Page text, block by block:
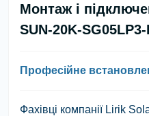
Монтаж і
SUN-20K-SG05LP3-
Професійне
Фахівці компанії Lirik